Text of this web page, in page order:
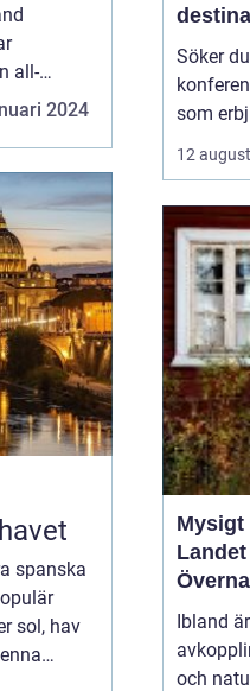
all-
2024
spanska
sol, hav
Söker
som
och
är
12
Mysigt
Landet
Charm
Ibland
och